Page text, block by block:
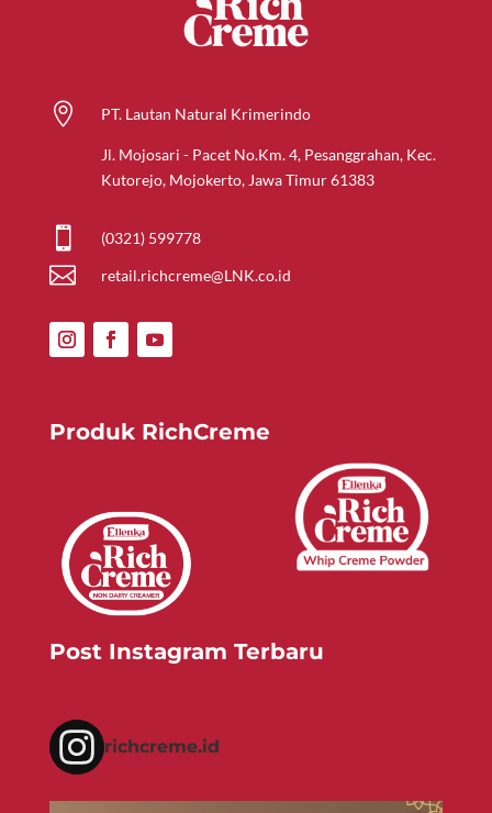
 PT. Lautan Natural Krimerindo
Jl. Mojosari - Pacet No.Km. 4, Pesanggrahan, Kec.
Kutorejo, Mojokerto, Jawa Timur 61383
 (0321) 599778
 retail.richcreme@LNK.co.id
Produk RichCreme
Post Instagram Terbaru
richcreme.id